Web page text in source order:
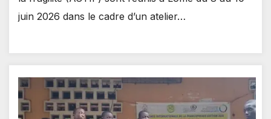
juin 2026 dans le cadre d’un atelier…